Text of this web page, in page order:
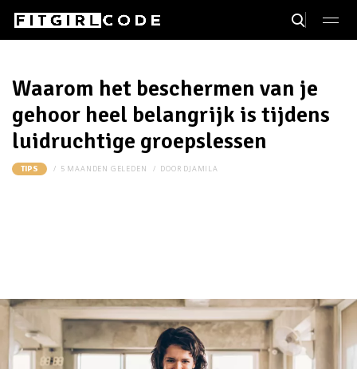
Waarom het beschermen van je
gehoor heel belangrijk is tijdens
luidruchtige groepslessen
TIPS 5 MAANDEN GELEDEN DOOR DJAMILA